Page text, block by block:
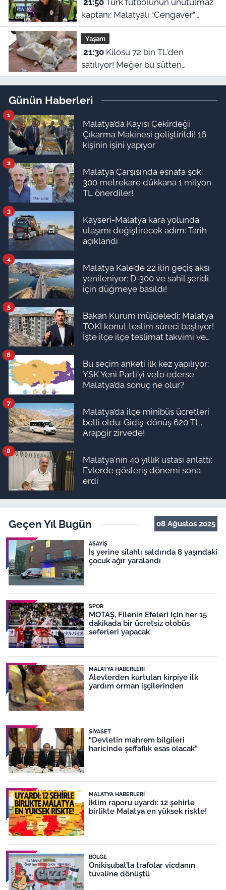
21:50Türk futbolunun unutulmaz
kaptanı: Malatyalı “Cengaver”
Bülent Korkmaz’ın ilham veren
hikayesi
Yaşam
21:30Kilosu 72 bin TL'den
satılıyor! Meğer bu sütten
yapılıyormuş
Günün Haberleri
Malatya’da Kayısı Çekirdeği
Çıkarma Makinesi geliştirildi! 16
kişinin işini yapıyor
1
Malatya Çarşısı’nda esnafa şok:
300 metrekare dükkana 1 milyon
TL önerdiler!
2
Kayseri-Malatya kara yolunda
ulaşımı değiştirecek adım: Tarih
açıklandı
3
Malatya Kale’de 22 ilin geçiş aksı
yenileniyor: D-300 ve sahil şeridi
için düğmeye basıldı!
4
Bakan Kurum müjdeledi: Malatya
TOKİ konut teslim süreci başlıyor!
İşte ilçe ilçe teslimat takvimi ve
5
Bu seçim anketi ilk kez yapılıyor:
YSK Yeni Parti’yi veto ederse
Malatya’da sonuç ne olur?
6
Malatya’da ilçe minibüs ücretleri
belli oldu: Gidiş-dönüş 620 TL,
Arapgir zirvede!
7
Malatya'nın 40 yıllık ustası anlattı:
Evlerde gösteriş dönemi sona
erdi
8
Geçen Yıl Bugün 08 Ağustos 2025
ASAYIŞ
İş yerine silahlı saldırıda 8 yaşındaki
çocuk ağır yaralandı
SPOR
MOTAŞ, Filenin Efeleri için her 15
dakikada bir ücretsiz otobüs
seferleri yapacak
MALATYA HABERLERI
Alevlerden kurtulan kirpiye ilk
yardım orman işçilerinden
SIYASET
“Devletin mahrem bilgileri
haricinde şeffaflık esas olacak”
MALATYA HABERLERI
İklim raporu uyardı: 12 şehirle
birlikte Malatya en yüksek riskte!
BÖLGE
Onikişubat’ta trafolar vicdanın
tuvaline dönüştü